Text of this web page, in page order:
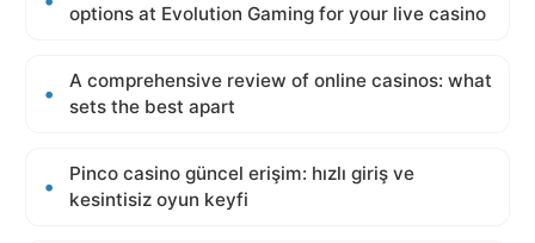
options at Evolution Gaming for your live casino
A comprehensive review of online casinos: what
sets the best apart
Pinco casino güncel erişim: hızlı giriş ve
kesintisiz oyun keyfi